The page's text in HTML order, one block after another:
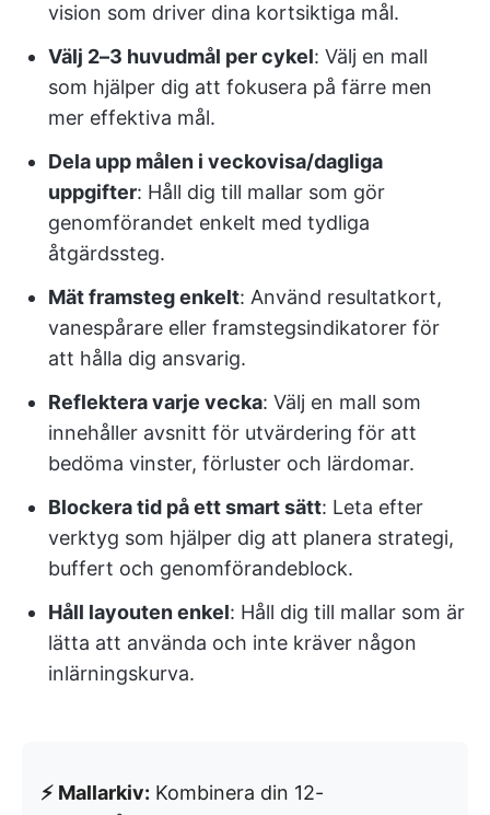
vision som driver dina kortsiktiga mål.
Välj 2–3 huvudmål per cykel: Välj en mall
som hjälper dig att fokusera på färre men
mer effektiva mål.
Dela upp målen i veckovisa/dagliga
uppgifter: Håll dig till mallar som gör
genomförandet enkelt med tydliga
åtgärdssteg.
Mät framsteg enkelt: Använd resultatkort,
vanespårare eller framstegsindikatorer för
att hålla dig ansvarig.
Reflektera varje vecka: Välj en mall som
innehåller avsnitt för utvärdering för att
bedöma vinster, förluster och lärdomar.
Blockera tid på ett smart sätt: Leta efter
verktyg som hjälper dig att planera strategi,
buffert och genomförandeblock.
Håll layouten enkel: Håll dig till mallar som är
lätta att använda och inte kräver någon
inlärningskurva.
⚡ Mallarkiv: Kombinera din 12-